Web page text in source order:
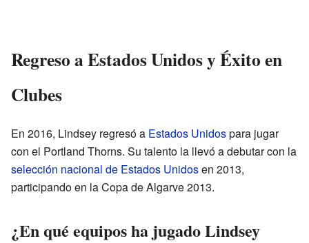
Regreso a Estados Unidos y Éxito en
Clubes
En 2016, Lindsey regresó a Estados Unidospara jugar
con el Portland Thorns. Su talento la llevó a debutar con la
selección nacional de Estados Unidosen 2013,
participando en la Copa de Algarve 2013.
¿En qué equipos ha jugado Lindsey